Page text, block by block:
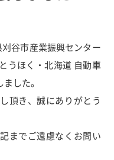
谷市産業振興センター
うほく・北海道 自動車
した。
頂き、誠にありがとう
までご遠慮なくお問い